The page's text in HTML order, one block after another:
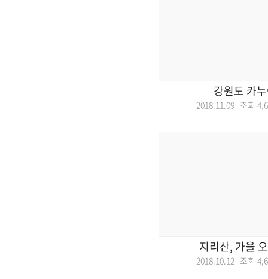
강원도 카
2018.11.09 조회
지리산, 가을
2018.10.12 조회